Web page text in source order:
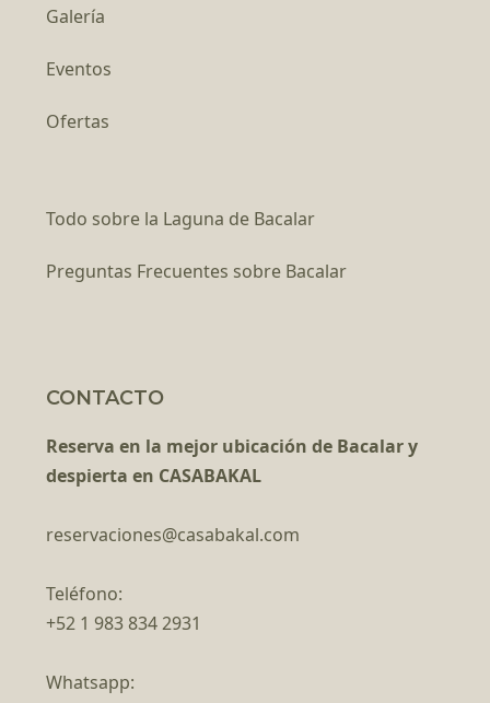
Galería
Eventos
Ofertas
Todo sobre la Laguna de Bacalar
Preguntas Frecuentes sobre Bacalar
CONTACTO
Reserva en la mejor ubicación de Bacalar y
despierta en CASABAKAL
reservaciones@casabakal.com
Teléfono:
+52 1 983 834 2931
Whatsapp: